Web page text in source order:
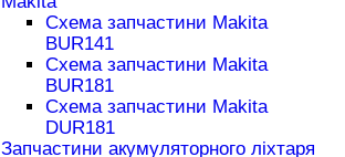
Схема запчастини Makita
BUR141
Схема запчастини Makita
BUR181
Схема запчастини Makita
DUR181
Запчастини акумуляторного ліхтаря